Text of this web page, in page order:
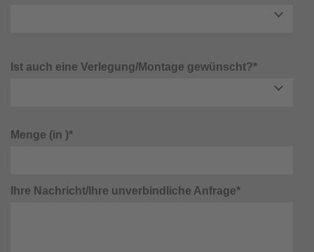
Ist auch eine Verlegung/Montage gewünscht?*
Menge (in )*
Ihre Nachricht/Ihre unverbindliche Anfrage*